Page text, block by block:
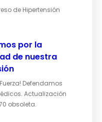
de Hipertensión
por la
de nuestra
Defendamos
Actualización
obsoleta.